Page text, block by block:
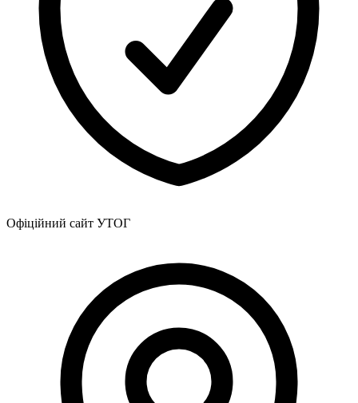
Чернівецька область
Чернігівська область
Особи відповідальні за контактування з
питань укладення договорів
Вивчаємо жестову мову
Дитяча сторінка
Новини про жестову мову
Ресурс для вивчення жестових мов різних країн
ВІКТОРИНА
Статут УТОГ
Нормативна база УТОГ
Конвенція ООН
Законодавство
Декларації
Документи ВФГ
Міжнародні документи
Офіційний сайт УТОГ